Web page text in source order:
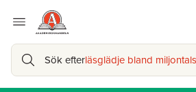
Sök efterläsglädje bland